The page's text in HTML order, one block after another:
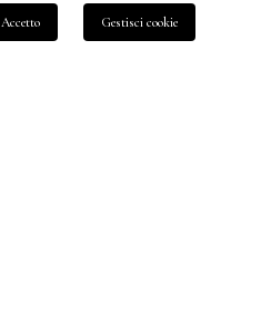
Accetto Gestisci cookie